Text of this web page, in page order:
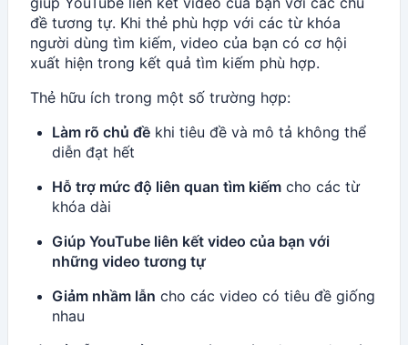
đề tương tự. Khi thẻ phù hợp với các từ khóa
người dùng tìm kiếm, video của bạn có cơ hội
xuất hiện trong kết quả tìm kiếm phù hợp.
Thẻ hữu ích trong một số trường hợp:
Làm rõ chủ đề khi tiêu đề và mô tả không thể
diễn đạt hết
Hỗ trợ mức độ liên quan tìm kiếm cho các từ
khóa dài
Giúp YouTube liên kết video của bạn với
những video tương tự
Giảm nhầm lẫn cho các video có tiêu đề giống
nhau